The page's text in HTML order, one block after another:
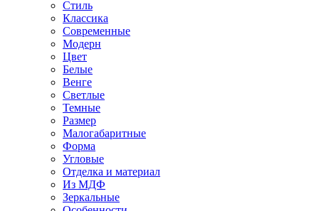
Стиль
Классика
Современные
Модерн
Цвет
Белые
Венге
Светлые
Темные
Размер
Малогабаритные
Форма
Угловые
Отделка и материал
Из МДФ
Зеркальные